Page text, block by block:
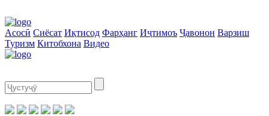
Асосӣ Сиёсат Иқтисод Фарҳанг Иҷтимоъ Ҷавонон Варзиш
Туризм Китобхона Видео